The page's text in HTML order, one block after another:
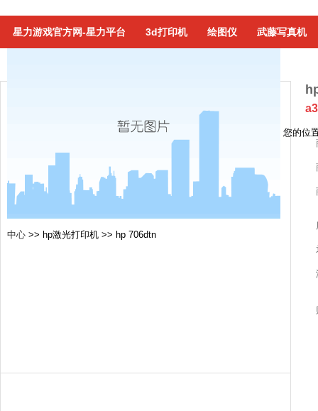
星力游戏官方网-星力平台 3d打印机 绘图仪 武藤写真机
您的位
中心 >> hp激光打印机 >> hp 706dtn